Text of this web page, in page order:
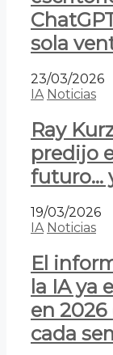
sola
23/03/2026
IA Noticias
Ray
predijo
futuro…
19/03/2026
IA Noticias
El
la IA ya
en 2026
cada